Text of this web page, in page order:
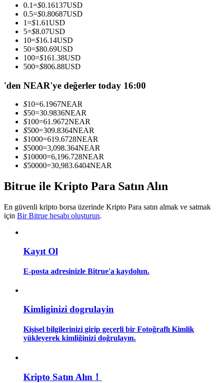
Kopya Tüccarı Olun
Kâr paylaşımı ve kopya ticaret komisyonlarının tadını çıkarın
Bilgi
Rehber
0.1=$0.16137USD
0.5=$0.80687USD
1=$1.61USD
5=$8.07USD
10=$16.14USD
50=$80.69USD
100=$161.38USD
500=$806.88USD
'den NEAR'ye değerler today 16:00
$10=6.1967NEAR
$50=30.9836NEAR
$100=61.9672NEAR
$500=309.8364NEAR
$1000=619.6728NEAR
$5000=3,098.364NEAR
$10000=6,196.728NEAR
$50000=30,983.6404NEAR
Bitrue ile Kripto Para Satın Alın
En güvenli kripto borsa üzerinde Kripto Para satın almak ve satmak
için Bir Bitrue hesabı oluşturun.
Kayıt Ol
E-posta adresinizle Bitrue'a kaydolun.
Kimliginizi dogrulayin
Kişisel bilgilerinizi girip geçerli bir Fotoğraflı Kimlik
yükleyerek kimliğinizi doğrulayın.
Kripto Satın Alın！